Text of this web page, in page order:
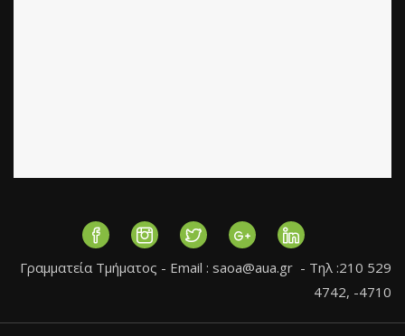
Γραμματεία Τμήματος - Εmail : saoa@aua.gr - Τηλ :210 529
4742, -4710